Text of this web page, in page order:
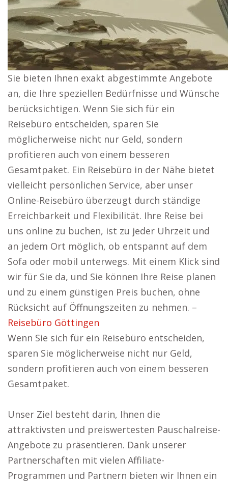
Sie bieten Ihnen exakt abgestimmte Angebote
an, die Ihre speziellen Bedürfnisse und Wünsche
berücksichtigen. Wenn Sie sich für ein
Reisebüro entscheiden, sparen Sie
möglicherweise nicht nur Geld, sondern
profitieren auch von einem besseren
Gesamtpaket. Ein Reisebüro in der Nähe bietet
vielleicht persönlichen Service, aber unser
Online-Reisebüro überzeugt durch ständige
Erreichbarkeit und Flexibilität. Ihre Reise bei
uns online zu buchen, ist zu jeder Uhrzeit und
an jedem Ort möglich, ob entspannt auf dem
Sofa oder mobil unterwegs. Mit einem Klick sind
wir für Sie da, und Sie können Ihre Reise planen
und zu einem günstigen Preis buchen, ohne
Rücksicht auf Öffnungszeiten zu nehmen. –
Reisebüro Göttingen
Wenn Sie sich für ein Reisebüro entscheiden,
sparen Sie möglicherweise nicht nur Geld,
sondern profitieren auch von einem besseren
Gesamtpaket.
Unser Ziel besteht darin, Ihnen die
attraktivsten und preiswertesten Pauschalreise-
Angebote zu präsentieren. Dank unserer
Partnerschaften mit vielen Affiliate-
Programmen und Partnern bieten wir Ihnen ein